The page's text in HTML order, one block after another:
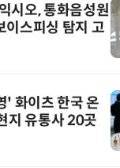
시오, 통화음성원
스피싱 탐지 고
' 화이츠 한국 온
지 유통사 20곳